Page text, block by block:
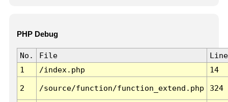
PHP Debug
No. File
Line
1
/index.php 14
2 /source/function/function_extend.php 324